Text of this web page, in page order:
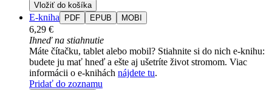
Vložiť do košíka
E-kniha PDF EPUB MOBI
6,29 €
Ihneď na stiahnutie
Máte čítačku, tablet alebo mobil? Stiahnite si do nich e-knihu:
budete ju mať hneď a ešte aj ušetríte život stromom. Viac
informácii o e-knihách nájdete tu.
Pridať do zoznamu